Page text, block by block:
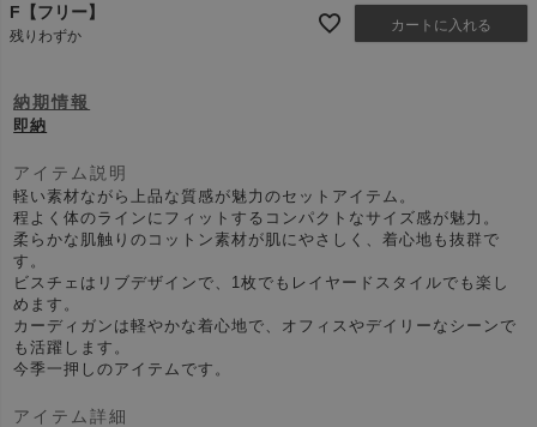
F【フリー】
残りわずか
カートに入れる
納期情報
即納
アイテム説明
軽い素材ながら上品な質感が魅力のセットアイテム。
程よく体のラインにフィットするコンパクトなサイズ感が魅力。
柔らかな肌触りのコットン素材が肌にやさしく、着心地も抜群で
す。
ビスチェはリブデザインで、1枚でもレイヤードスタイルでも楽し
めます。
カーディガンは軽やかな着心地で、オフィスやデイリーなシーンで
も活躍します。
今季一押しのアイテムです。
アイテム詳細